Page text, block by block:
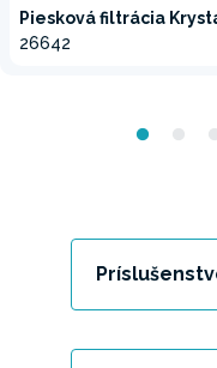
Piesková filtrácia
26642